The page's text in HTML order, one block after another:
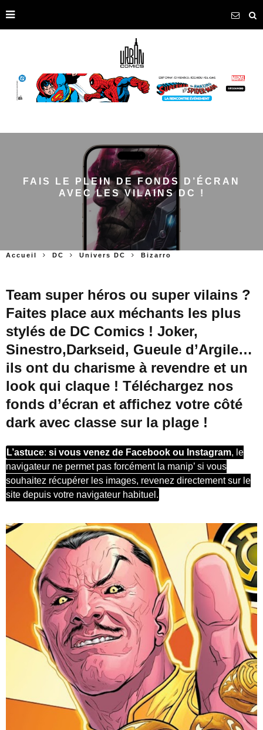
FAIS LE PLEIN DE FONDS D’ÉCRAN
AVEC LES VILAINS DC !
Accueil DC Univers DC Bizarro
Team super héros ou super vilains ?
Faites place aux méchants les plus
stylés de DC Comics ! Joker,
Sinestro,Darkseid, Gueule d’Argile…
ils ont du charisme à revendre et un
look qui claque ! Téléchargez nos
fonds d’écran et affichez votre côté
dark avec classe sur la plage !
L’astuce: si vous venez de Facebook ou Instagram, le
navigateur ne permet pas forcément la manip’ si vous
souhaitez récupérer les images, revenez directement sur le
site depuis votre navigateur habituel.